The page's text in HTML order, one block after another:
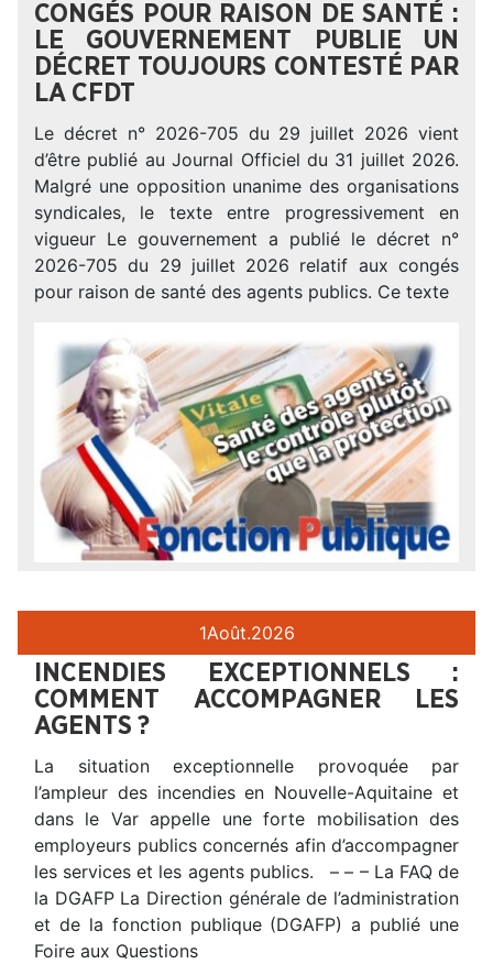
CONGÉS POUR RAISON DE SANTÉ :
LE GOUVERNEMENT PUBLIE UN
DÉCRET TOUJOURS CONTESTÉ PAR
LA CFDT
Le décret n° 2026-705 du 29 juillet 2026 vient
d’être publié au Journal Officiel du 31 juillet 2026.
Malgré une opposition unanime des organisations
syndicales, le texte entre progressivement en
vigueur Le gouvernement a publié le décret n°
2026-705 du 29 juillet 2026 relatif aux congés
pour raison de santé des agents publics. Ce texte
1Août.2026
INCENDIES EXCEPTIONNELS :
COMMENT ACCOMPAGNER LES
AGENTS ?
La situation exceptionnelle provoquée par
l’ampleur des incendies en Nouvelle-Aquitaine et
dans le Var appelle une forte mobilisation des
employeurs publics concernés afin d’accompagner
les services et les agents publics. – – – La FAQ de
la DGAFP La Direction générale de l’administration
et de la fonction publique (DGAFP) a publié une
Foire aux Questions